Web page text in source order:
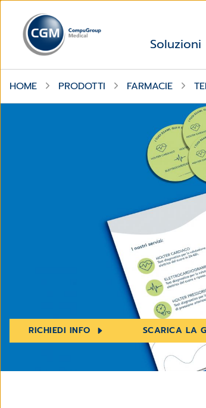
Soluzioni
HOME PRODOTTI FARMACIE
RICHIEDI INFO SCARICA LA